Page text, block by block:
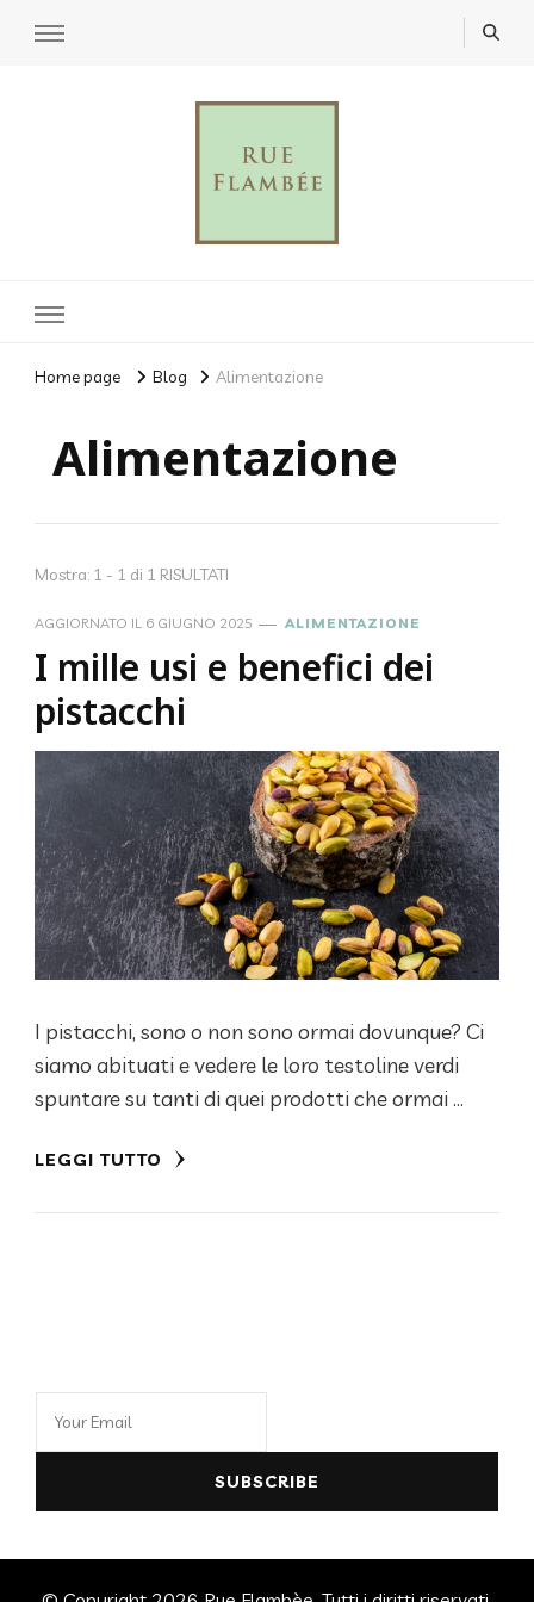
Home page Blog Alimentazione
Alimentazione
Mostra: 1 - 1 di 1 RISULTATI
AGGIORNATO IL 6 GIUGNO 2025 ALIMENTAZIONE
I mille usi e benefici dei
pistacchi
I pistacchi, sono o non sono ormai dovunque? Ci
siamo abituati e vedere le loro testoline verdi
spuntare su tanti di quei prodotti che ormai …
LEGGI TUTTO